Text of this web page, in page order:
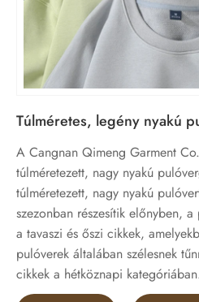
Túlméretes, legény nyakú
A Cangnan Qimeng Garment
túlméretezett, nagy nyakú
túlméretezett, nagy nyakú
szezonban részesítik előnyben,
a tavaszi és őszi cikkek,
pulóverek általában szélesnek
cikkek a hétköznapi